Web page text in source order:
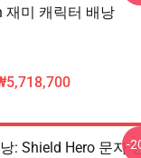
재미 캐릭터 배낭
: Shield Hero 문자-